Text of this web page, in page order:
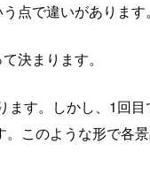
点で違いがあります。
決まります。
す。しかし、1回
このような形で各